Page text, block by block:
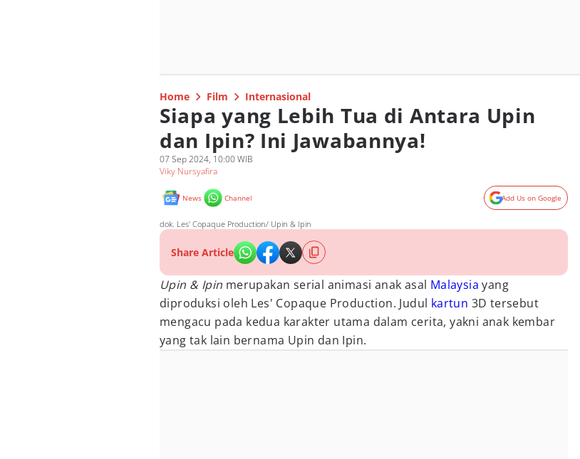
Home Film Internasional
Siapa yang Lebih Tua di Antara Upin
dan Ipin? Ini Jawabannya!
07 Sep 2024, 10:00 WIB
Viky Nursyafira
News Channel Add Us on Google
dok. Les' Copaque Production/ Upin & Ipin
Share Article
Upin & Ipin merupakan serial animasi anak asal Malaysia yang
diproduksi oleh Les' Copaque Production. Judul kartun 3D tersebut
mengacu pada kedua karakter utama dalam cerita, yakni anak kembar
yang tak lain bernama Upin dan Ipin.